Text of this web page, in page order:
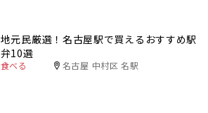
地元民厳選！名古屋駅で買えるおすすめ駅
弁10選
食べる 名古屋 中村区 名駅